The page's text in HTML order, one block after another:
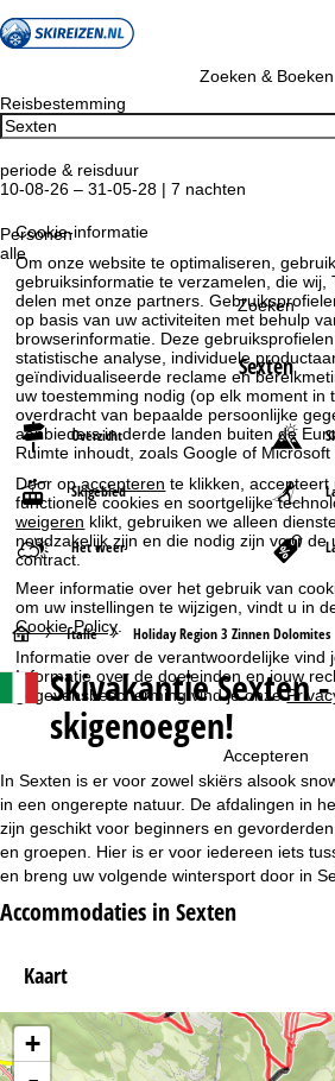
Cookie-informatie
Om onze website te optimaliseren,
gebruiksinformatie te verzamelen, die wij,
delen met onze partners.
op basis van uw activiteiten met behulp
browserinformatie. Deze
statistische analyse, individuele
geïndividualiseerde reclame en
uw toestemming nodig (op elk moment in
overdracht van bepaalde persoonlijke
aanbieders in derde landen buiten de
Ruimte inhoudt, zoals Google of Microsoft
Door opaccepteren te klikken,
functionele cookies en soortgelijke
weigeren klikt, gebruiken we alleen
noodzakelijk zijn en die nodig zijn voor de
contract.
Meer informatie over het gebruik van
om uw instellingen te wijzigen, vindt u in
Cookie-Policy
Informatie over de verantwoordelijke vind
Informatie over de doeleinden en jouw
gegevensbescherming vind je onze
Accepteren
Zoeken & Boeken
Reisbestemming
periode & reisduur
10-08-26 – 31-05-28 | 7 nachten
Personen
alle
Zoeken
Sexten
Overzicht
Skigebied
Het weer
S
t
r
t
p
a
g
i
Italië Holiday Region 3 Zinnen Dolomites
Skivakantie Sexten
skigenoegen!
In Sexten is er voor zowel skiërs alsook
in een ongerepte natuur. De afdalingen in
zijn geschikt voor beginners en
en groepen. Hier is er voor iedereen iets
en breng uw volgende wintersport door in
Accommodaties in Sexten
Kaart
+